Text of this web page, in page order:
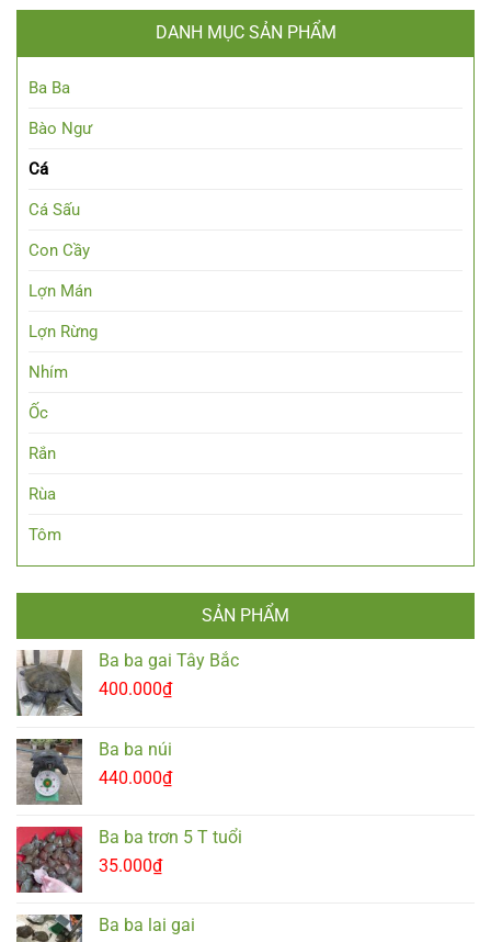
DANH MỤC SẢN PHẨM
Ba Ba
Bào Ngư
Cá
Cá Sấu
Con Cầy
Lợn Mán
Lợn Rừng
Nhím
Ốc
Rắn
Rùa
Tôm
SẢN PHẨM
Ba ba gai Tây Bắc
400.000₫
Ba ba núi
440.000₫
Ba ba trơn 5 T tuổi
35.000₫
Ba ba lai gai